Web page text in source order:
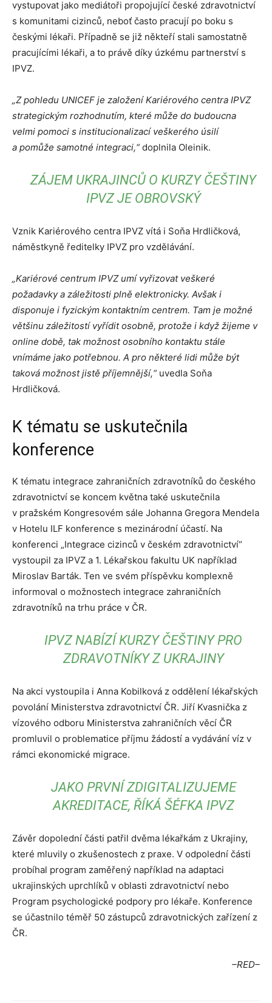
vystupovat jako mediátoři propojující české zdravotnictví
s komunitami cizinců, neboť často pracují po boku s
českými lékaři. Případně se již někteří stali samostatně
pracujícími lékaři, a to právě díky úzkému partnerství s
IPVZ.
„Z pohledu UNICEF je založení Kariérového centra IPVZ
strategickým rozhodnutím, které může do budoucna
velmi pomoci s institucionalizací veškerého úsilí
a pomůže samotné integraci,“doplnila Oleinik.
ZÁJEM UKRAJINCŮ O KURZY ČEŠTINY
IPVZ JE OBROVSKÝ
Vznik Kariérového centra IPVZ vítá i Soňa Hrdličková,
náměstkyně ředitelky IPVZ pro vzdělávání.
„Kariérové centrum IPVZ umí vyřizovat veškeré
požadavky a záležitosti plně elektronicky. Avšak i
disponuje i fyzickým kontaktním centrem. Tam je možné
většinu záležitostí vyřídit osobně, protože i když žijeme v
online době, tak možnost osobního kontaktu stále
vnímáme jako potřebnou. A pro některé lidi může být
taková možnost jistě příjemnější,“ uvedla Soňa
Hrdličková.
K tématu se uskutečnila
konference
K tématu integrace zahraničních zdravotníků do českého
zdravotnictví se koncem května také uskutečnila
v pražském Kongresovém sále Johanna Gregora Mendela
v Hotelu ILF konference s mezinárodní účastí. Na
konferenci „Integrace cizinců v českém zdravotnictví“
vystoupil za IPVZ a 1. Lékařskou fakultu UK například
Miroslav Barták. Ten ve svém příspěvku komplexně
informoval o možnostech integrace zahraničních
zdravotníků na trhu práce v ČR.
IPVZ NABÍZÍ KURZY ČEŠTINY PRO
ZDRAVOTNÍKY Z UKRAJINY
Na akci vystoupila i Anna Kobilková z oddělení lékařských
povolání Ministerstva zdravotnictví ČR. Jiří Kvasnička z
vízového odboru Ministerstva zahraničních věcí ČR
promluvil o problematice příjmu žádostí a vydávání víz v
rámci ekonomické migrace.
JAKO PRVNÍ ZDIGITALIZUJEME
AKREDITACE, ŘÍKÁ ŠÉFKA IPVZ
Závěr dopolední části patřil dvěma lékařkám z Ukrajiny,
které mluvily o zkušenostech z praxe. V odpolední části
probíhal program zaměřený například na adaptaci
ukrajinských uprchlíků v oblasti zdravotnictví nebo
Program psychologické podpory pro lékaře. Konference
se účastnilo téměř 50 zástupců zdravotnických zařízení z
ČR.
–RED–